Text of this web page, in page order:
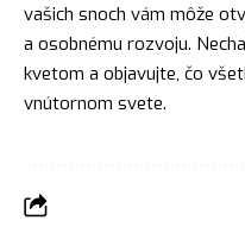
vašich snoch vám môže
a osobnému rozvoju.
kvetom a objavujte, čo
vnútornom svete.